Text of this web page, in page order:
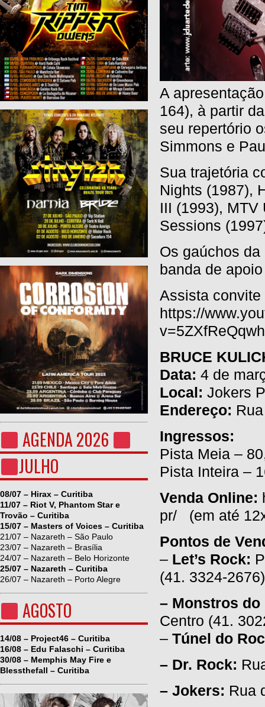
AGENDA 2026
JULHO
08/07 – Hirax – Curitiba
11/07 – Riot V, Phantom Star e
Trovão – Curitiba
15/07 – Masters of Voices – Curitiba
21/07 – Nazareth – São Paulo
23/07 – Nazareth – Brasília
24/07 – Nazareth – Belo Horizonte
25/07 – Nazareth – Curitiba
26/07 – Nazareth – Porto Alegre
AGOSTO
14/08 – Project46 – Curitiba
16/08 – Edu Falaschi – Curitiba
30/08 – Memphis May Fire e
Blessthefall – Curitiba
A
164), à partir
seu repertório
Simmons e
Sua trajetória
Nights (1987),
III (1993),
Sessions
Os gaúchos
banda de
Assista
https://
BRUCE
Data: 4 de
Local: Jokers
Endereço:
Ingressos:
Pista Meia –
Pista Inteira –
Venda Online:
pr/ (em até
Pontos de
– Let’s Rock:
(41. 3324-2676)
– Monstros do
Centro (41.
– Túnel do
– Dr. Rock:
– Jokers: Rua